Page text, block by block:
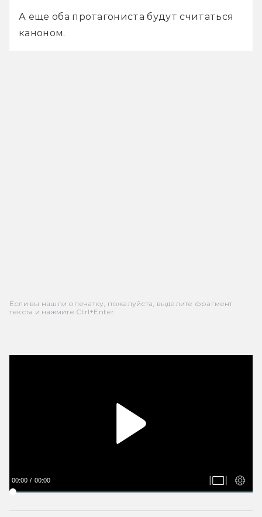
А еще оба протагониста будут считаться
каноном.
Если вы нашли опечатку, пожалуйста, выделите фрагмент
текста и нажмите Ctrl+Enter.
00:00 00:00